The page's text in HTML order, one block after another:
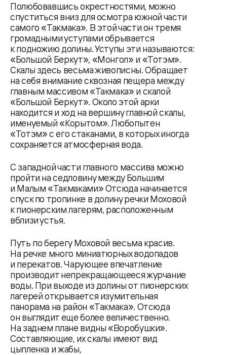
Полюбовавшись окрестностями, можно
спуститься вниз для осмотра южной части
самого «Такмака». В этой части он тремя
громадными уступами обрывается
к подножию долины. Уступы эти называются:
«Большой Беркут», «Монгол» и «Тотэм».
Скалы здесь весьма живописны. Обращает
на себя внимание сквозная пещера между
главным массивом «Такмака» и скалой
«Большой Беркут». Около этой арки
находится и ход на вершину главной скалы,
именуемый «Корытом». Любопытен
«Тотэм» с его стаканами, в которых иногда
сохраняется атмосферная вода.
С западной части главного массива можно
пройти на седловину между Большим
и Малым «Такмаками» Отсюда начинается
спуск по тропинке в долину речки Моховой
к пионерским лагерям, расположенным
вблизи устья.
Путь по берегу Моховой весьма красив.
На речке много миниатюрных водопадов
и перекатов. Чарующее впечатление
производит непрекращающееся журчание
воды. При выходе из долины от пионерских
лагерей открывается изумительная
панорама на район «Такмака». Отсюда
он выглядит еще более величественно.
На заднем плане видны «Воробушки».
Составляющие, их скалы имеют вид
цыпленка и жабы,